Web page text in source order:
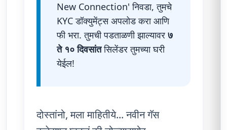
New Connection' निवडा, तुमचे
KYC डॉक्युमेंट्स अपलोड करा आणि
फी भरा. तुमची पडताळणी झाल्यावर ७
ते १० दिवसांतसिलेंडर तुमच्या घरी
येईल!
दोस्तांनो, मला माहितीये... नवीन गॅस